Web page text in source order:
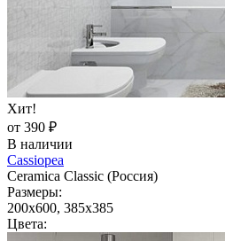
Хит!
от 390 ₽
В наличии
Cassiopea
Ceramica Classic (Россия)
Размеры:
200x600, 385x385
Цвета: